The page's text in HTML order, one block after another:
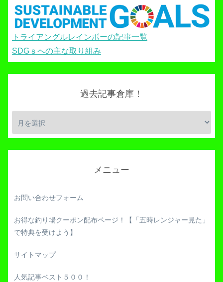
トライアングルレインボーの記事一覧
SDGｓへの主な取り組み
過去記事倉庫！
メニュー
お問い合わせフォーム
お得な釣り場クーポン配布ページ！【「五時レンジャー見た」
で特典を受けよう】
サイトマップ
人気記事ベスト５００！